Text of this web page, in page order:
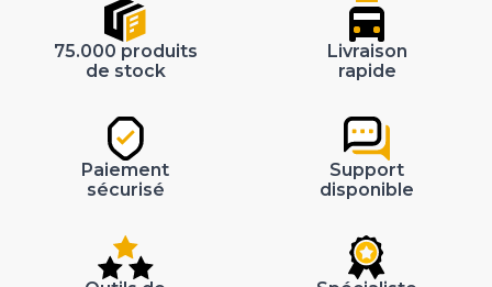
75.000 produits
de stock
Livraison
rapide
Paiement
sécurisé
Support
disponible